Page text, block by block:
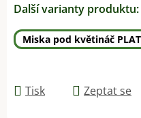
Další varianty produktu:
Miska pod květináč
Tisk Zeptat se